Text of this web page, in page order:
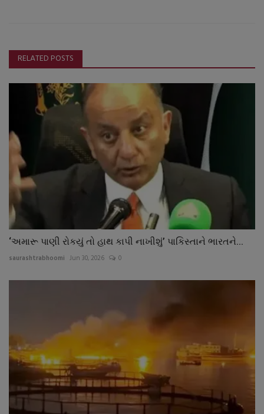
RELATED POSTS
‘અમારૂ પાણી રોકયું તો હાથ કાપી નાખીશું’ પાકિસ્તાને ભારતને...
saurashtrabhoomi Jun 30, 2026 0